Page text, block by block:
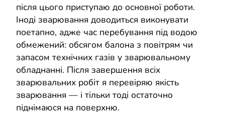
після цього приступаю до основної роботи.
Іноді зварювання доводиться виконувати
поетапно, адже час перебування під водою
обмежений: обсягом балона з повітрям чи
запасом технічних газів у зварювальному
обладнанні. Після завершення всіх
зварювальних робіт я перевіряю якість
зварювання — і тільки тоді остаточно
піднімаюся на поверхню.